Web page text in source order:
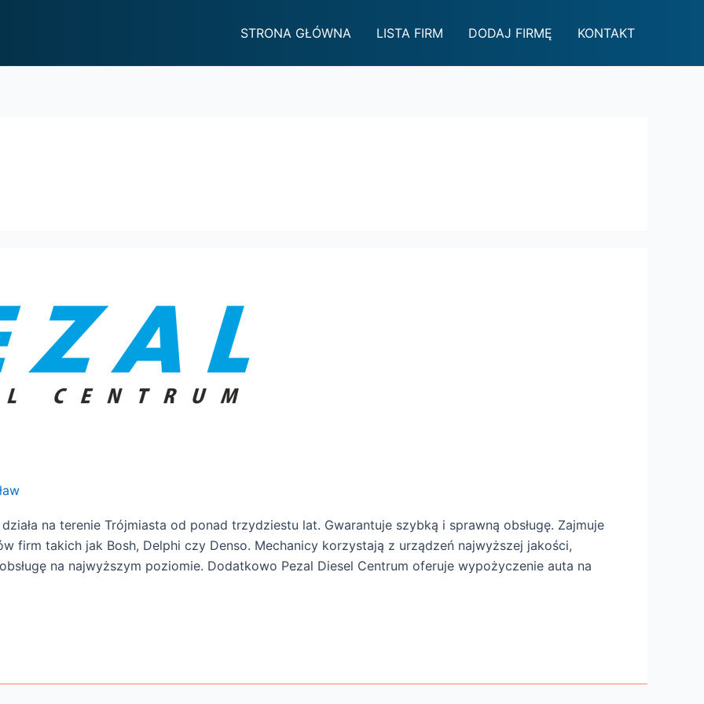
STRONA GŁÓWNA LISTA FIRM DODAJ FIRMĘ KONTAKT
na terenie Trójmiasta od ponad trzydziestu lat. Gwarantuje szybką i sprawną obsługę. Zajmuje
firm takich jak Bosh, Delphi czy Denso. Mechanicy korzystają z urządzeń najwyższej jakości,
na najwyższym poziomie. Dodatkowo Pezal Diesel Centrum oferuje wypożyczenie auta na